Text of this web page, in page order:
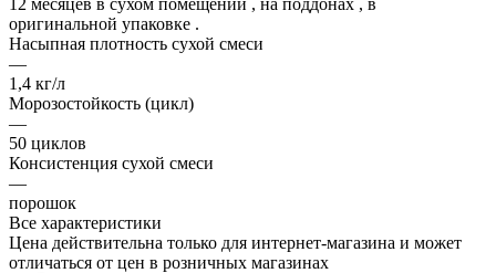
оригинальной упаковке .
Насыпная плотность сухой смеси
—
1,4 кг/л
Морозостойкость (цикл)
—
50 циклов
Консистенция сухой смеси
—
порошок
Все характеристики
Цена действительна только для интернет-магазина и может
отличаться от цен в розничных магазинах